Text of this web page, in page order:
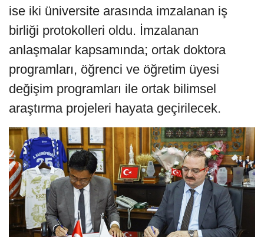
ise iki üniversite arasında imzalanan iş
birliği protokolleri oldu. İmzalanan
anlaşmalar kapsamında; ortak doktora
programları, öğrenci ve öğretim üyesi
değişim programları ile ortak bilimsel
araştırma projeleri hayata geçirilecek.